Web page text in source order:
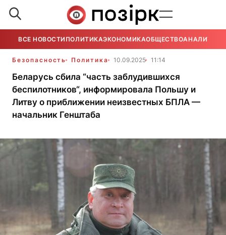
ВСЕ НОВОСТИ ПОЛИТИКАЭКОНОМИКАОБЩЕСТВОАНАЛИТИКА
Безопасность Политика 10.09.2025 11:14
Беларусь сбила “часть заблудившихся
беспилотников“, информировала Польшу и
Литву о приближении неизвестных БПЛА —
начальник Генштаба